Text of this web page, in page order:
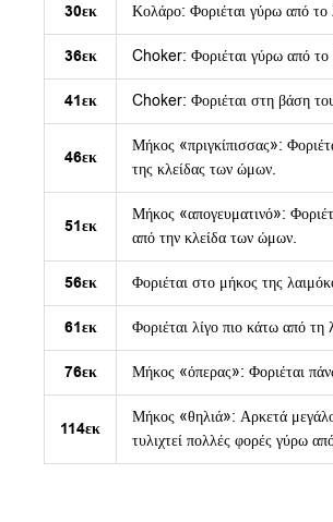
30εκ Κολάρο: Φοριέται γύρω από το
36εκ Choker: Φοριέται γύρω από το
41εκ Choker: Φοριέται στη βάση
46εκ
Μήκος «πριγκίπισσας»:
της κλείδας των ώμων.
51εκ
Μήκος «απογευματινό»:
από την κλείδα των ώμων.
56εκ Φοριέται στο μήκος της
61εκ Φοριέται λίγο πιο κάτω από τη
76εκ Μήκος «όπερας»: Φοριέται
114εκ
Μήκος «θηλιά»: Αρκετά
τυλιχτεί πολλές φορές γύρω